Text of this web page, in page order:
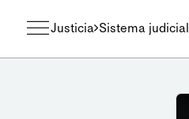
Justicia Sistema judicial